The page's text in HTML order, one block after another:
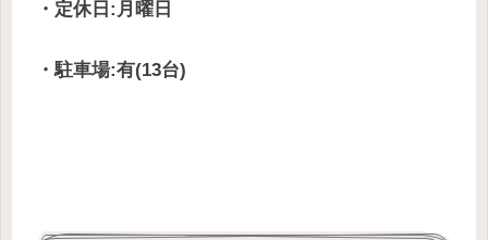
・定休日:月曜日
・駐車場:有(13台)